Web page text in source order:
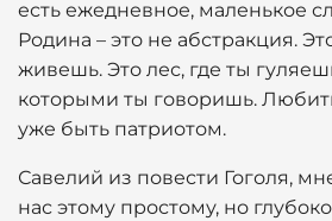
есть ежедневное, маленькое
Родина – это не абстракция.
живешь. Это лес, где ты
которыми ты говоришь.
уже быть патриотом.
Савелий из повести Гоголя,
нас этому простому, но